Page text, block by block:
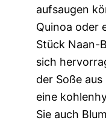
aufsaugen
Quinoa oder
Stück Naan-
sich
der Soße
eine
Sie auch